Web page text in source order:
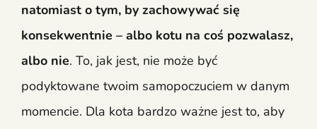
natomiast o tym, by zachowywać się
konsekwentnie – albo kotu na coś pozwalasz,
albo nie. To, jak jest, nie może być
podyktowane twoim samopoczuciem w danym
momencie. Dla kota bardzo ważne jest to, aby